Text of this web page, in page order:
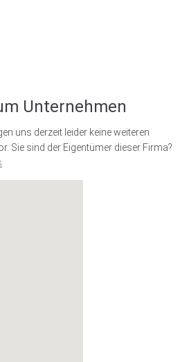
Unternehmen
uns derzeit leider keine weiteren
Sie sind der Eigentümer dieser Firma?